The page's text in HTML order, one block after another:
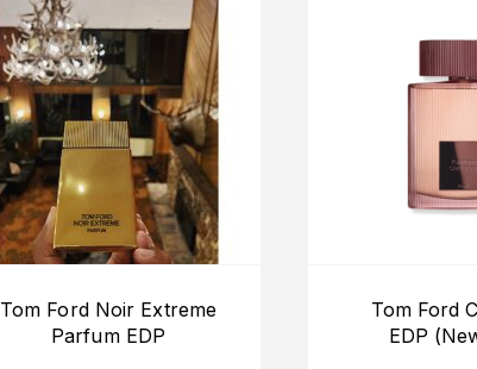
Tom Ford Noir Extreme
Parfum EDP
Tom Ford
EDP